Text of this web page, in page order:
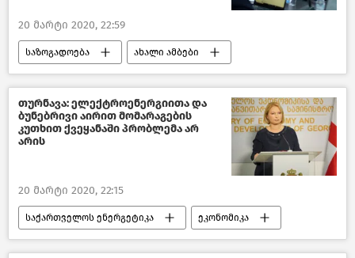
20 მარტი 2020, 22:59
საზოგადოება ახალი ამბები
საქართველო COVID-19
თურნავა: ელექტროენერგიითა და
ბუნებრივი აირით მომარაგების
კუთხით ქვეყანაში პრობლემა არ
არის
20 მარტი 2020, 22:15
საქართველოს ენერგეტიკა ეკონომიკა
საზოგადოება ახალი ამბები